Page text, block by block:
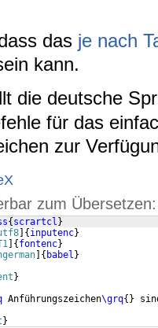
das je nach
kann.
die deutsche
für das
zur
zum Übersetzen:
{ scrartcl }
{ inputenc}
{ fontenc}
{ babel }
}
Anführungszeichen\grq{ }
}